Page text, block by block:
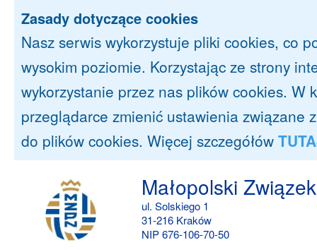
Zasady dotyczące cookies
Nasz serwis wykorzystuje pliki cookies, co
wysokim poziomie. Korzystając ze strony
wykorzystanie przez nas plików cookies. W
przeglądarce zmienić ustawienia związane
do plików cookies. Więcej szczegółów
Małopolski
ul. Solskiego 1
31-216 Kraków
NIP 676-106-70-50